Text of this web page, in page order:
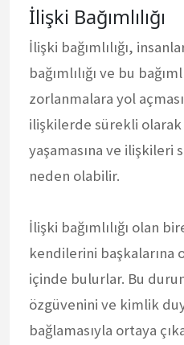
İlişki Bağımlılığı
İlişki bağımlılığı,
bağımlılığı ve bu
zorlanmalara yol
ilişkilerde sürekli olarak
yaşamasına ve ilişkileri
neden olabilir.
İlişki bağımlılığı olan
kendilerini başkalarına
içinde bulurlar. Bu
özgüvenini ve kimlik
bağlamasıyla ortaya